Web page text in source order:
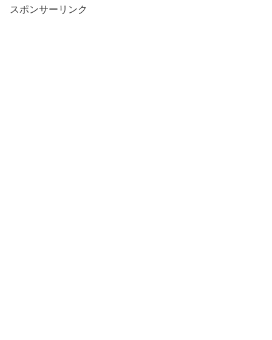
スポンサーリンク